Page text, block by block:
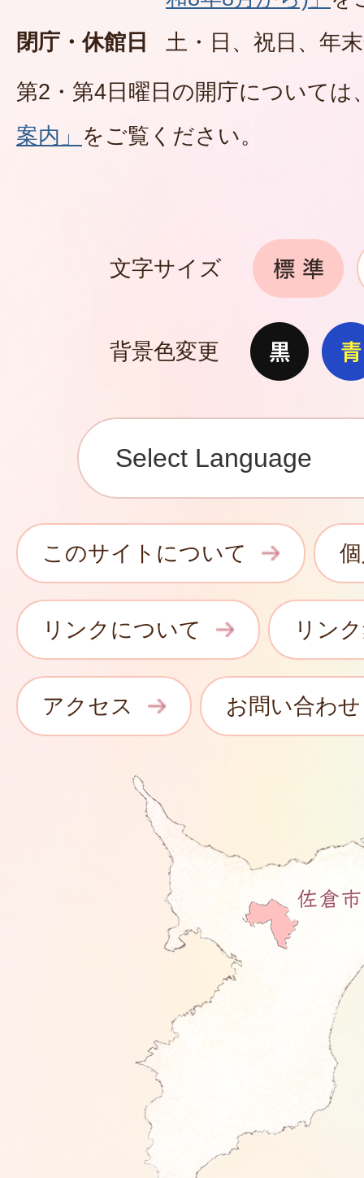
閉庁・休館日
土・日、祝日、年
第2・第4日曜日の開庁については
案内」 をご覧ください。
文字サイズ
背景色変更
このサイトについて
リンクについて リン
アクセス お問い合わせ